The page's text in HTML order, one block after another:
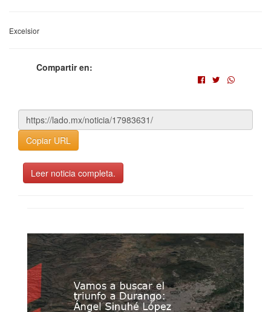
Excelsior
Compartir en:
Copiar URL
Leer noticia completa.